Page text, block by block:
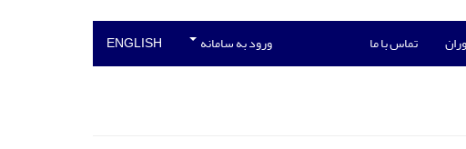
تماس با ما ورود به سامانه ENGLISH